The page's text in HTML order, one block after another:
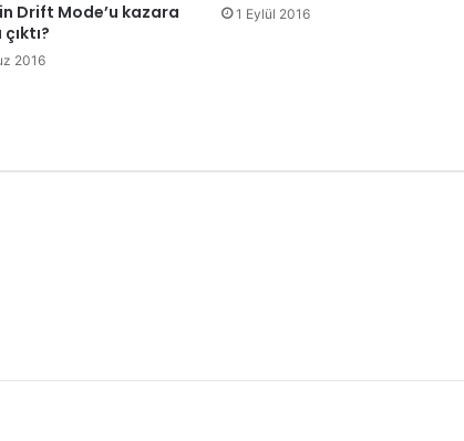
Drift Mode’u kazara
2016
1 Eylül 2016